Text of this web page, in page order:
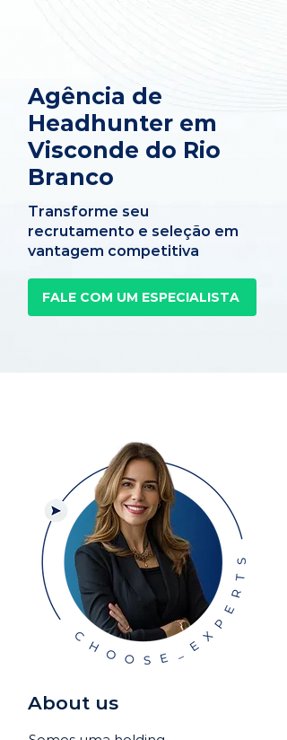
Agência de
Headhunter em
Visconde do Rio
Branco
Transforme seu
recrutamento e seleção em
vantagem competitiva
FALE COM UM ESPECIALISTA
About us